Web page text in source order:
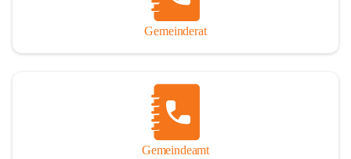
Gemeinderat
Gemeindeamt